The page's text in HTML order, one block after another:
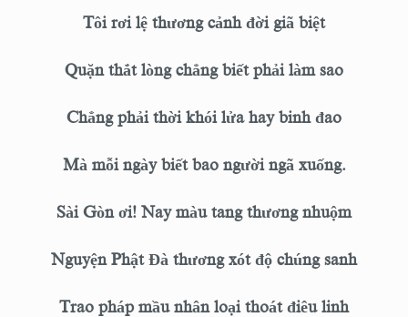
Tôi rơi lệ thương cảnh đời giã biệt
Quặn thắt lòng chẳng biết phải làm sao
Chẳng phải thời khói lửa hay binh đao
Mà mỗi ngày biết bao người ngã xuống.
Sài Gòn ơi! Nay màu tang thương nhuộm
Nguyện Phật Đà thương xót độ chúng sanh
Trao pháp mầu nhân loại thoát điêu linh